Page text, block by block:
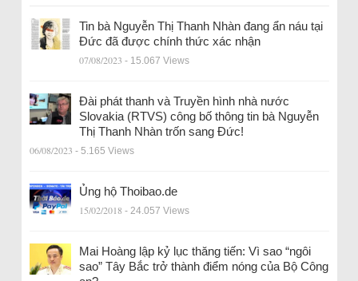
Tin bà Nguyễn Thị Thanh Nhàn đang ẩn náu tại
Đức đã được chính thức xác nhận
07/08/2023 - 15.067 Views
Đài phát thanh và Truyền hình nhà nước
Slovakia (RTVS) công bố thông tin bà Nguyễn
Thị Thanh Nhàn trốn sang Đức!
06/08/2023 - 5.165 Views
Ủng hộ Thoibao.de
15/02/2018 - 24.057 Views
Mai Hoàng lập kỷ lục thăng tiến: Vì sao “ngôi
sao” Tây Bắc trở thành điểm nóng của Bộ Công